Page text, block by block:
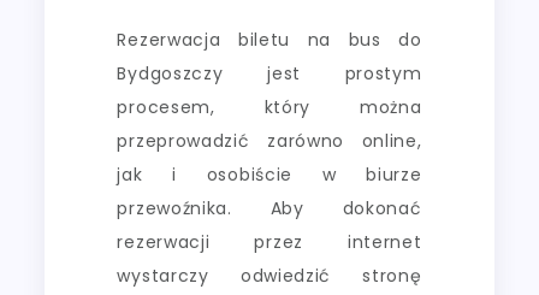
Rezerwacja biletu na bus do
Bydgoszczy jest prostym
procesem, który można
przeprowadzić zarówno online,
jak i osobiście w biurze
przewoźnika. Aby dokonać
rezerwacji przez internet
wystarczy odwiedzić stronę